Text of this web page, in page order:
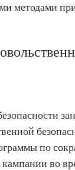
методами
по
во